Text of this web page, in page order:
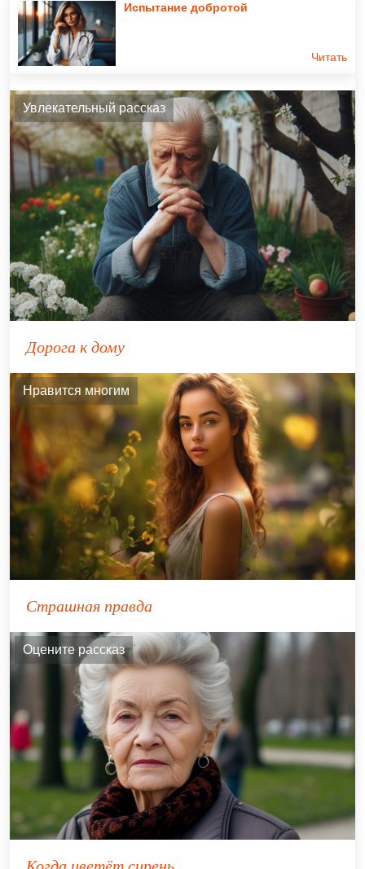
Испытание добротой
Читать
Увлекательный рассказ
Дорога к дому
Нравится многим
Страшная правда
Оцените рассказ